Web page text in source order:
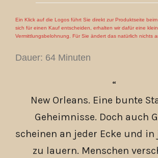
Ein Klick auf die Logos führt Sie direkt zur Produktseite
sich für einen Kauf entscheiden, erhalten wir dafür eine
Vermittlungsbelohnung. Für Sie ändert das natürlich nichts
Dauer: 64 Minuten
New Orleans. Eine bunte
Geheimnisse. Doch auch
scheinen an jeder Ecke und in
zu lauern. Menschen